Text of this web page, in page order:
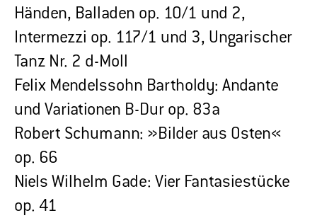
Händen, Balladen op. 10/1 und 2,
Intermezzi op. 117/1 und 3, Ungarischer
Tanz Nr. 2 d-Moll
Felix Mendelssohn Bartholdy: Andante
und Variationen B-Dur op. 83a
Robert Schumann: »Bilder aus Osten«
op. 66
Niels Wilhelm Gade: Vier Fantasiestücke
op. 41